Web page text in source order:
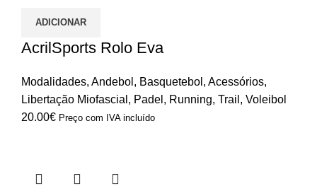
ADICIONAR
AcrilSports Rolo Eva
Modalidades, Andebol , Basquetebol , Acessórios,
Libertação Miofascial , Padel , Running, Trail , Voleibol
20.00€ Preço com IVA incluído